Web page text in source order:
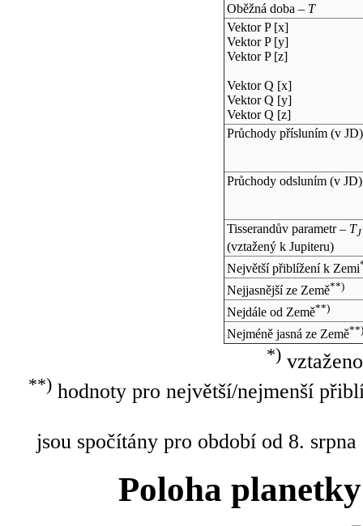
Oběžná doba – T
Vektor P [x]
Vektor P [y]
Vektor P [z]
Vektor Q [x]
Vektor Q [y]
Vektor Q [z]
Průchody přísluním (v JD)
Průchody odsluním (v JD)
Tisserandův parametr – TJ
(vztažený k Jupiteru)
Největší přiblížení k Zemi
Nejjasnější ze Země**)
Nejdále od Země**)
Nejméně jasná ze Země**)
*)
**)hodnoty pro největší/nejmenší
jsou spočítány pro období od 8.
Poloha